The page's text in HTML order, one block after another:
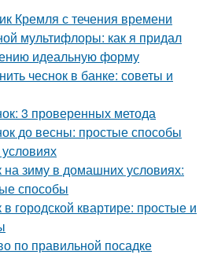
Кремля с течения времени
мультифлоры: как я придал
идеальную форму
чеснок в банке: советы и
3 проверенных метода
до весны: простые способы
на зиму в домашних условиях:
способы
в городской квартире: простые и
по правильной посадке